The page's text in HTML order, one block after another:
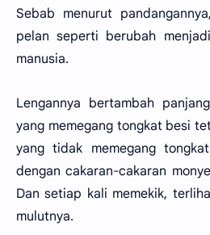
Sebab menurut
pelan seperti berubah
manusia.
Lengannya bertambah
yang memegang tongkat besi
yang tidak memegang
dengan cakaran-cakaran
Dan setiap kali memekik,
mulutnya.